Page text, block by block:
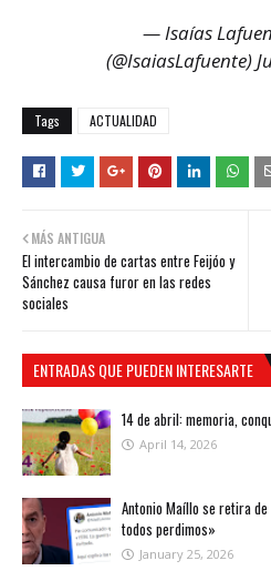
— Isaías
(@IsaiasLafuente)
Tags ACTUALIDAD
MÁS ANTIGUA
El intercambio de cartas entre Feijóo y
Sánchez causa furor en las redes
sociales
ENTRADAS QUE PUEDEN INTERESARTE
14 de abril: memoria,
April 14, 2026
Antonio Maíllo se retira
todos perdimos»
January 25, 2026